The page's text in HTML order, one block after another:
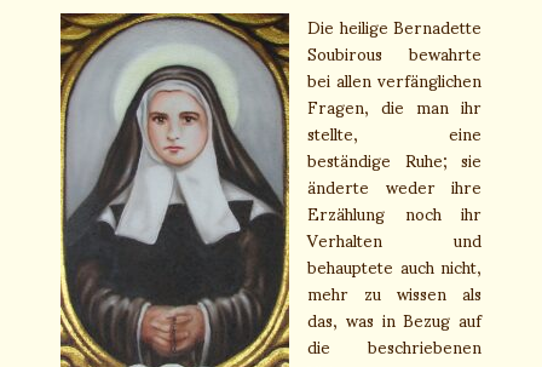
Die heilige Bernadette
Soubirous bewahrte
bei allen verfänglichen
Fragen, die man ihr
stellte, eine
beständige Ruhe; sie
änderte weder ihre
Erzählung noch ihr
Verhalten und
behauptete auch nicht,
mehr zu wissen als
das, was in Bezug auf
die beschriebenen